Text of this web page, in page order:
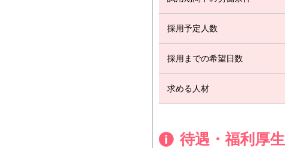
採用予定人数
採用までの希望日数
求める人材
待遇・福利厚生